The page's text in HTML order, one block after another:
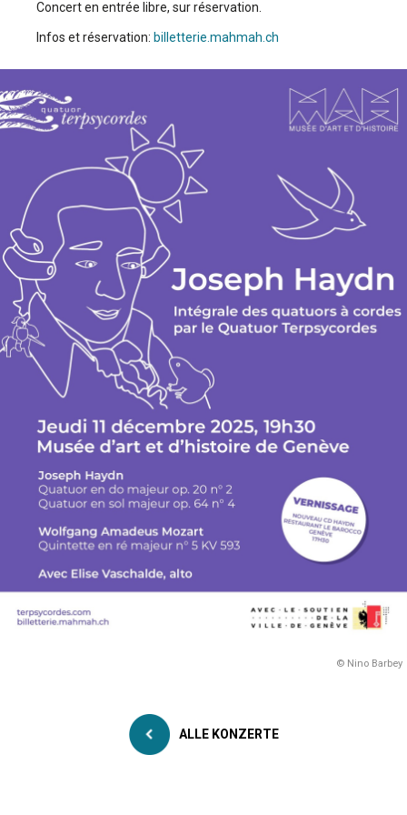
Concert en entrée libre, sur réservation.
Infos et réservation: billetterie.mahmah.ch
© Nino Barbey
ALLE KONZERTE